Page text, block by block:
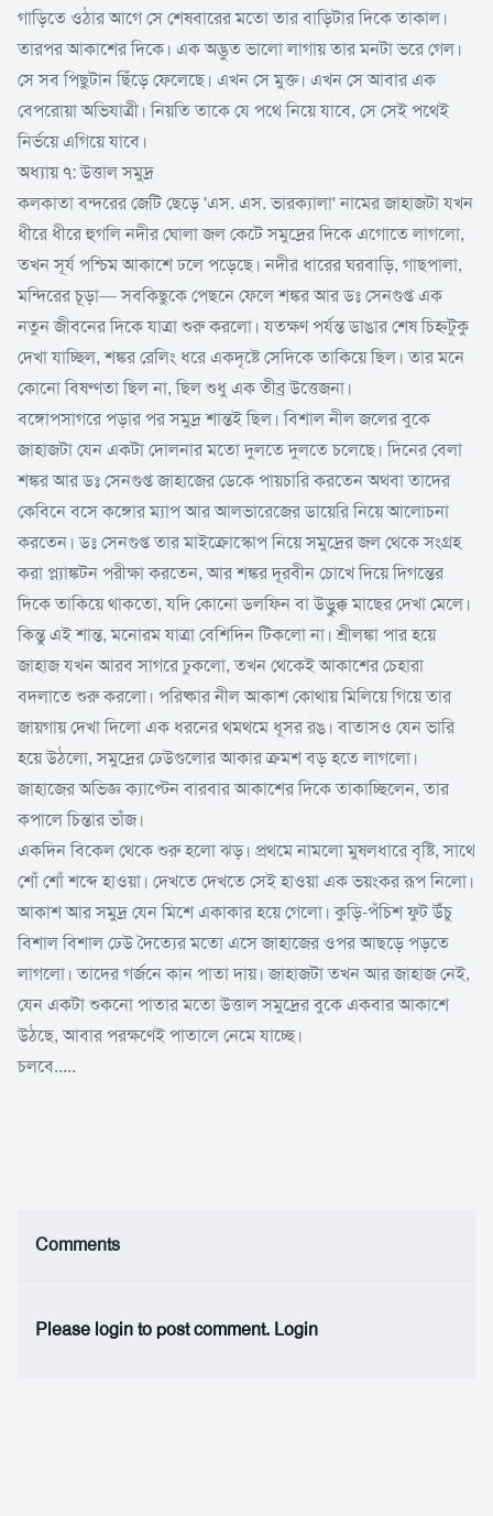
গাড়িতে ওঠার আগে সে শেষবারের মতো তার বাড়িটার দিকে তাকাল।
তারপর আকাশের দিকে। এক অদ্ভুত ভালো লাগায় তার মনটা ভরে গেল।
সে সব পিছুটান ছিঁড়ে ফেলেছে। এখন সে মুক্ত। এখন সে আবার এক
বেপরোয়া অভিযাত্রী। নিয়তি তাকে যে পথে নিয়ে যাবে, সে সেই পথেই
নির্ভয়ে এগিয়ে যাবে।
অধ্যায় ৭: উত্তাল সমুদ্র
কলকাতা বন্দরের জেটি ছেড়ে 'এস. এস. ভারক্যালা' নামের জাহাজটা যখন
ধীরে ধীরে হুগলি নদীর ঘোলা জল কেটে সমুদ্রের দিকে এগোতে লাগলো,
তখন সূর্য পশ্চিম আকাশে ঢলে পড়েছে। নদীর ধারের ঘরবাড়ি, গাছপালা,
মন্দিরের চূড়া— সবকিছুকে পেছনে ফেলে শঙ্কর আর ডঃ সেনগুপ্ত এক
নতুন জীবনের দিকে যাত্রা শুরু করলো। যতক্ষণ পর্যন্ত ডাঙার শেষ চিহ্নটুকু
দেখা যাচ্ছিল, শঙ্কর রেলিং ধরে একদৃষ্টে সেদিকে তাকিয়ে ছিল। তার মনে
কোনো বিষণ্ণতা ছিল না, ছিল শুধু এক তীব্র উত্তেজনা।
বঙ্গোপসাগরে পড়ার পর সমুদ্র শান্তই ছিল। বিশাল নীল জলের বুকে
জাহাজটা যেন একটা দোলনার মতো দুলতে দুলতে চলেছে। দিনের বেলা
শঙ্কর আর ডঃ সেনগুপ্ত জাহাজের ডেকে পায়চারি করতেন অথবা তাদের
কেবিনে বসে কঙ্গোর ম্যাপ আর আলভারেজের ডায়েরি নিয়ে আলোচনা
করতেন। ডঃ সেনগুপ্ত তার মাইক্রোস্কোপ নিয়ে সমুদ্রের জল থেকে সংগ্রহ
করা প্ল্যাঙ্কটন পরীক্ষা করতেন, আর শঙ্কর দূরবীন চোখে দিয়ে দিগন্তের
দিকে তাকিয়ে থাকতো, যদি কোনো ডলফিন বা উড়ুক্কু মাছের দেখা মেলে।
কিন্তু এই শান্ত, মনোরম যাত্রা বেশিদিন টিকলো না। শ্রীলঙ্কা পার হয়ে
জাহাজ যখন আরব সাগরে ঢুকলো, তখন থেকেই আকাশের চেহারা
বদলাতে শুরু করলো। পরিষ্কার নীল আকাশ কোথায় মিলিয়ে গিয়ে তার
জায়গায় দেখা দিলো এক ধরনের থমথমে ধূসর রঙ। বাতাসও যেন ভারি
হয়ে উঠলো, সমুদ্রের ঢেউগুলোর আকার ক্রমশ বড় হতে লাগলো।
জাহাজের অভিজ্ঞ ক্যাপ্টেন বারবার আকাশের দিকে তাকাচ্ছিলেন, তার
কপালে চিন্তার ভাঁজ।
একদিন বিকেল থেকে শুরু হলো ঝড়। প্রথমে নামলো মুষলধারে বৃষ্টি, সাথে
শোঁ শোঁ শব্দে হাওয়া। দেখতে দেখতে সেই হাওয়া এক ভয়ংকর রূপ নিলো।
আকাশ আর সমুদ্র যেন মিশে একাকার হয়ে গেলো। কুড়ি-পঁচিশ ফুট উঁচু
বিশাল বিশাল ঢেউ দৈত্যের মতো এসে জাহাজের ওপর আছড়ে পড়তে
লাগলো। তাদের গর্জনে কান পাতা দায়। জাহাজটা তখন আর জাহাজ নেই,
যেন একটা শুকনো পাতার মতো উত্তাল সমুদ্রের বুকে একবার আকাশে
উঠছে, আবার পরক্ষণেই পাতালে নেমে যাচ্ছে।
চলবে.....
Comments
Please login to post comment. Login